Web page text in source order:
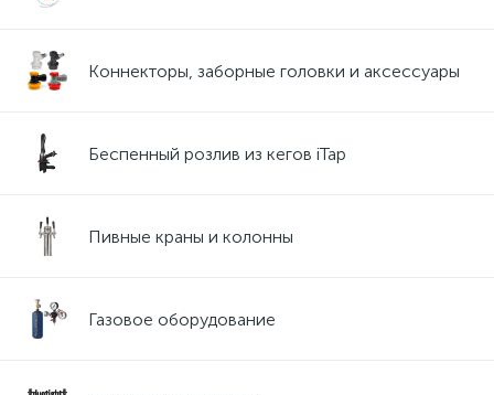
Коннекторы, заборные головки и аксессуары
Беспенный розлив из кегов iTap
Пивные краны и колонны
Газовое оборудование